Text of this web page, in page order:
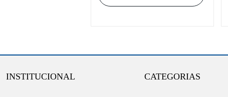
INSTITUCIONAL CATEGORIAS